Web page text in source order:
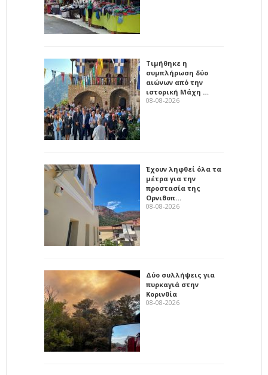
Τιμήθηκε η
συμπλήρωση δύο
αιώνων από την
ιστορική Μάχη …
08-08-2026
Έχουν ληφθεί όλα τα
μέτρα για την
προστασία της
Ορνιθοπ…
08-08-2026
Δύο συλλήψεις για
πυρκαγιά στην
Κορινθία
08-08-2026